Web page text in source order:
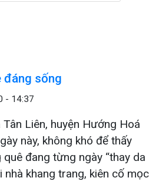
đáng sống
- 14:37
Liên, huyện Hướng Hoá
này, không khó để thấy
đang từng ngày “thay da
nhà khang trang, kiên cố mọc